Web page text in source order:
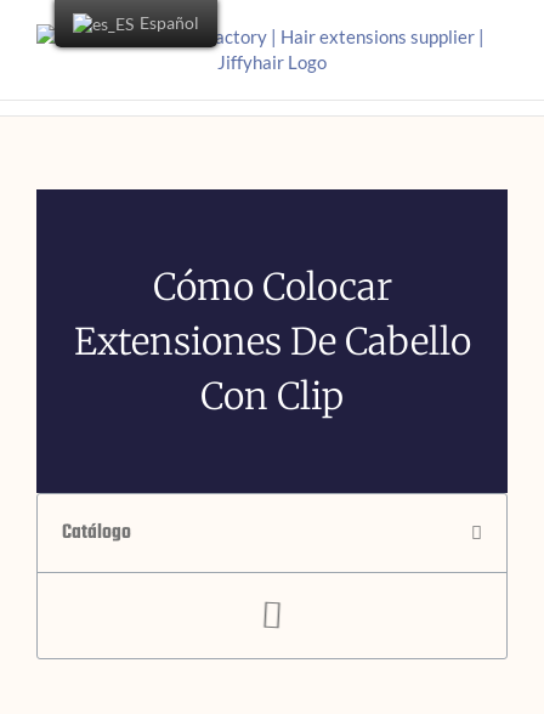
Cómo Colocar
Extensiones De Cabello
Con Clip
Catálogo
Español